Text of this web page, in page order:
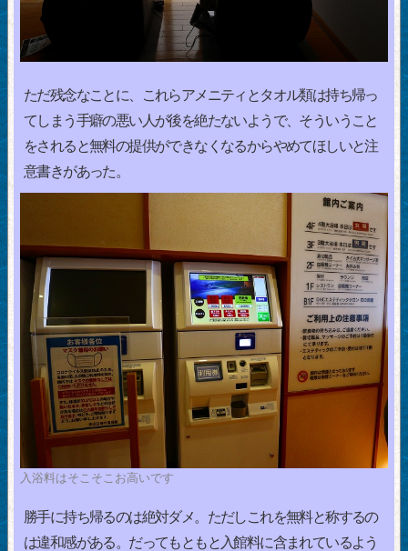
ただ残念なことに、これらアメニティとタオル類は持ち帰っ
てしまう手癖の悪い人が後を絶たないようで、そういうこと
をされると無料の提供ができなくなるからやめてほしいと注
意書きがあった。
入浴料はそこそこお高いです
勝手に持ち帰るのは絶対ダメ。ただしこれを無料と称するの
は違和感がある。だってもともと入館料に含まれているよう